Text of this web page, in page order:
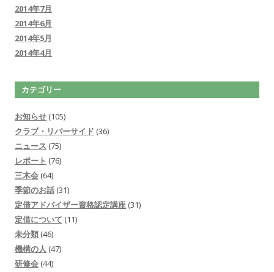
2014年7月
2014年6月
2014年5月
2014年4月
カテゴリー
お知らせ (105)
クラブ・リバーサイド (36)
ニュース (75)
レポート (76)
三木会 (64)
季節のお話 (31)
定借アドバイザー資格認定講座 (31)
定借について (11)
未分類 (46)
機構の人 (47)
研修会 (44)